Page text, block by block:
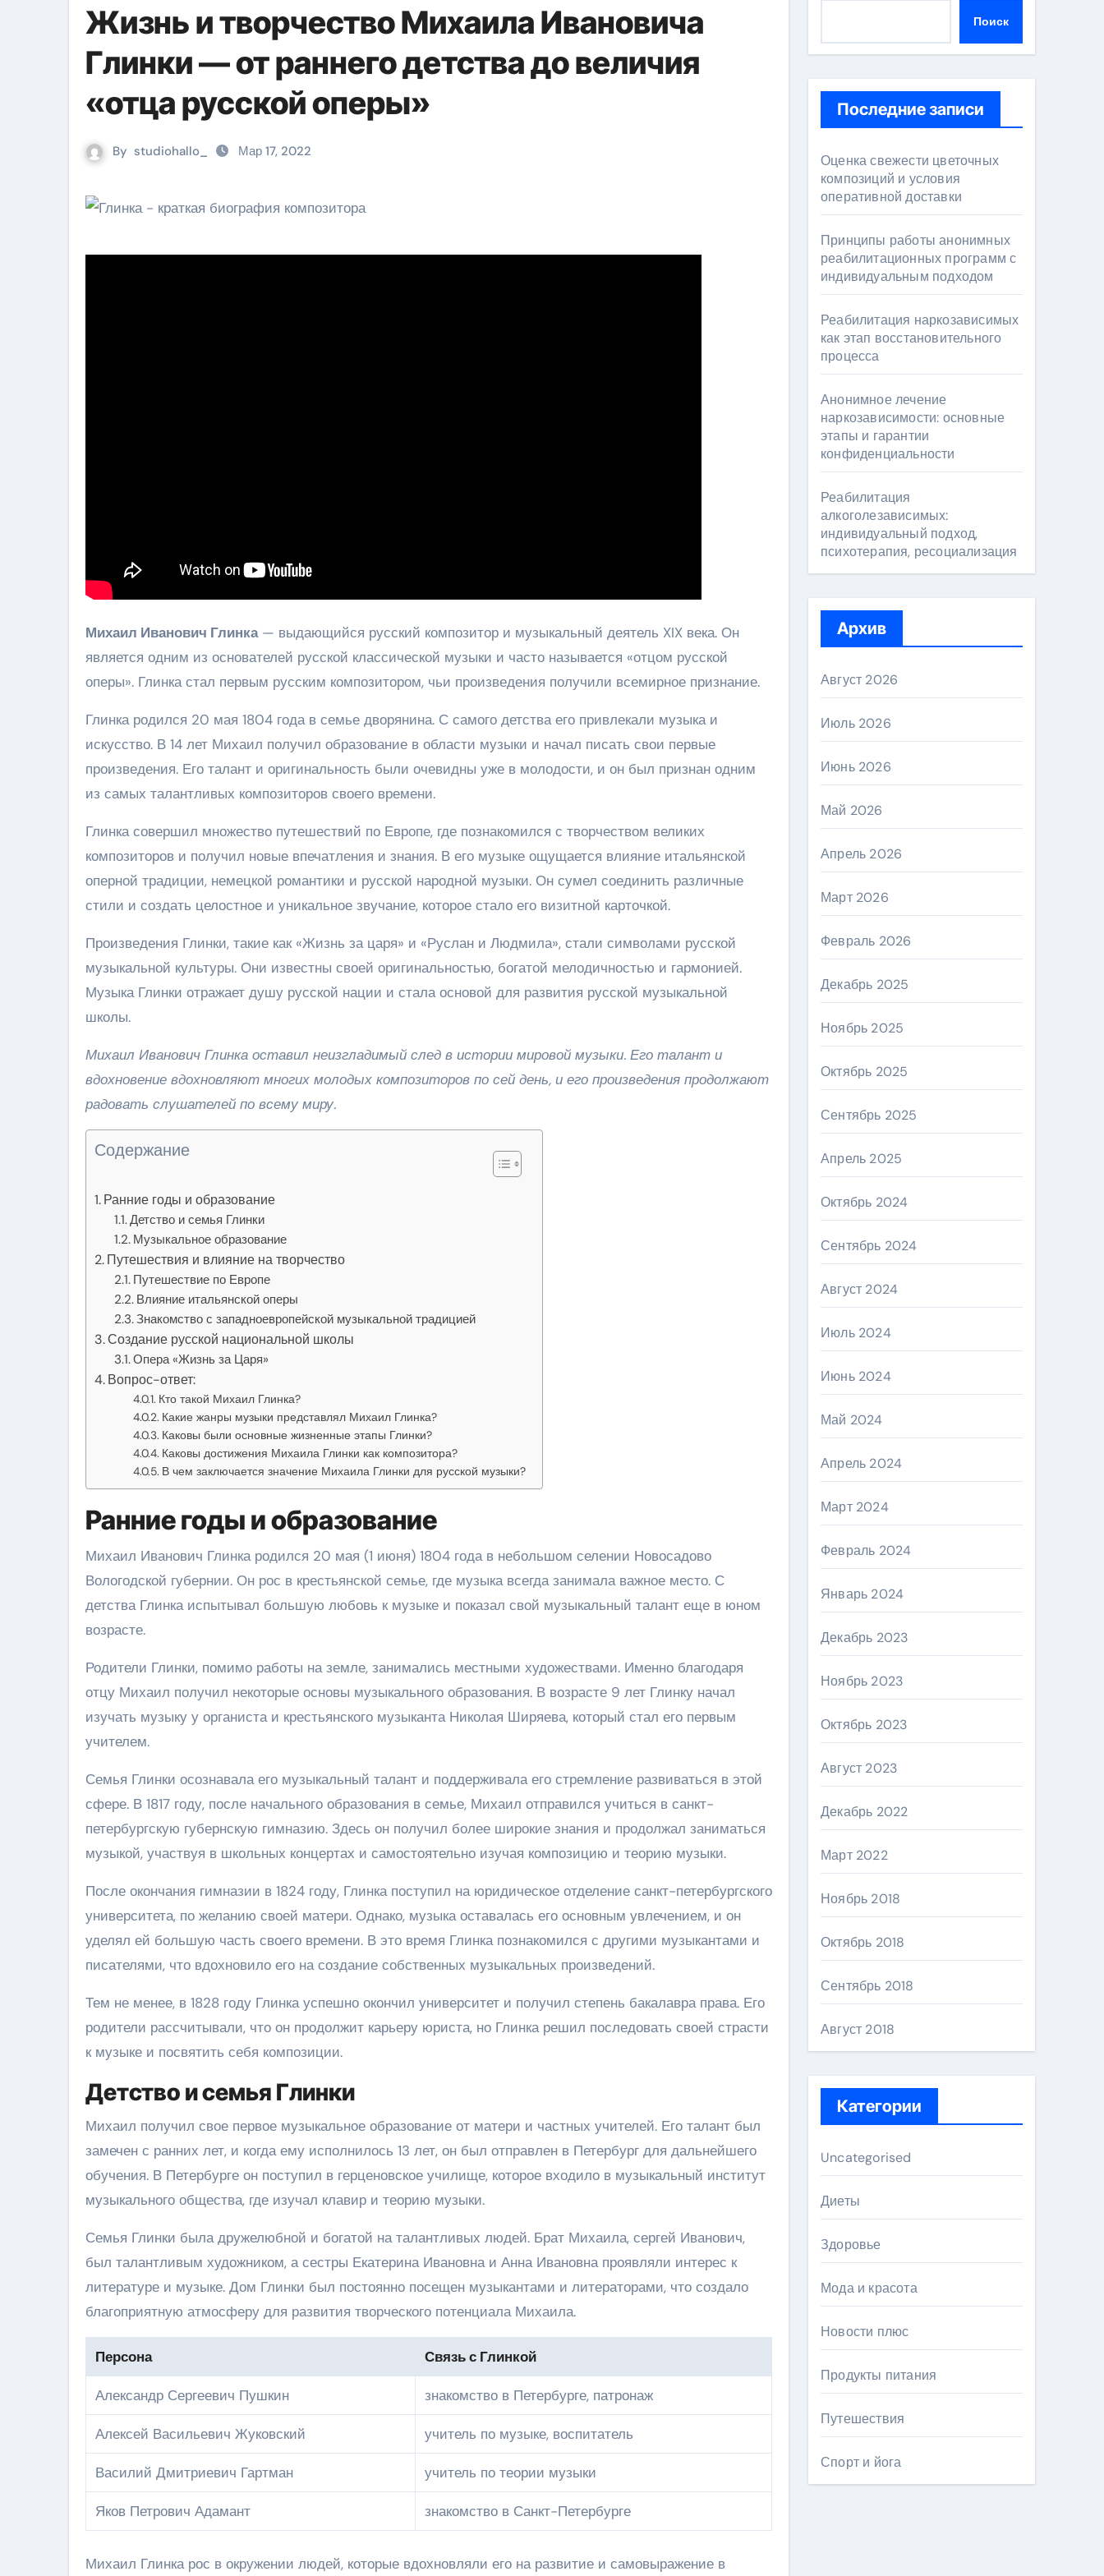
Жизнь и творчество Михаила Ивановича
Глинки — от раннего детства до величия
«отца русской оперы»
By studiohallo_ Мар 17, 2022
Михаил Иванович Глинка— выдающийся русский композитор и музыкальный деятель XIX века. Он
является одним из основателей русской классической музыки и часто называется «отцом русской
оперы». Глинка стал первым русским композитором, чьи произведения получили всемирное признание.
Глинка родился 20 мая 1804 года в семье дворянина. С самого детства его привлекали музыка и
искусство. В 14 лет Михаил получил образование в области музыки и начал писать свои первые
произведения. Его талант и оригинальность были очевидны уже в молодости, и он был признан одним
из самых талантливых композиторов своего времени.
Глинка совершил множество путешествий по Европе, где познакомился с творчеством великих
композиторов и получил новые впечатления и знания. В его музыке ощущается влияние итальянской
оперной традиции, немецкой романтики и русской народной музыки. Он сумел соединить различные
стили и создать целостное и уникальное звучание, которое стало его визитной карточкой.
Произведения Глинки, такие как «Жизнь за царя» и «Руслан и Людмила», стали символами русской
музыкальной культуры. Они известны своей оригинальностью, богатой мелодичностью и гармонией.
Музыка Глинки отражает душу русской нации и стала основой для развития русской музыкальной
школы.
Михаил Иванович Глинка оставил неизгладимый след в истории мировой музыки. Его талант и
вдохновение вдохновляют многих молодых композиторов по сей день, и его произведения продолжают
радовать слушателей по всему миру.
Содержание
Ранние годы и образование
Детство и семья Глинки
Музыкальное образование
Путешествия и влияние на творчество
Путешествие по Европе
Влияние итальянской оперы
Знакомство с западноевропейской музыкальной традицией
Создание русской национальной школы
Опера «Жизнь за Царя»
Вопрос-ответ:
Кто такой Михаил Глинка?
Какие жанры музыки представлял Михаил Глинка?
Каковы были основные жизненные этапы Глинки?
Каковы достижения Михаила Глинки как композитора?
В чем заключается значение Михаила Глинки для русской музыки?
Ранние годы и образование
Михаил Иванович Глинка родился 20 мая (1 июня) 1804 года в небольшом селении Новосадово
Вологодской губернии. Он рос в крестьянской семье, где музыка всегда занимала важное место. С
детства Глинка испытывал большую любовь к музыке и показал свой музыкальный талант еще в юном
возрасте.
Родители Глинки, помимо работы на земле, занимались местными художествами. Именно благодаря
отцу Михаил получил некоторые основы музыкального образования. В возрасте 9 лет Глинку начал
изучать музыку у органиста и крестьянского музыканта Николая Ширяева, который стал его первым
учителем.
Семья Глинки осознавала его музыкальный талант и поддерживала его стремление развиваться в этой
сфере. В 1817 году, после начального образования в семье, Михаил отправился учиться в санкт-
петербургскую губернскую гимназию. Здесь он получил более широкие знания и продолжал заниматься
музыкой, участвуя в школьных концертах и самостоятельно изучая композицию и теорию музыки.
После окончания гимназии в 1824 году, Глинка поступил на юридическое отделение санкт-петербургского
университета, по желанию своей матери. Однако, музыка оставалась его основным увлечением, и он
уделял ей большую часть своего времени. В это время Глинка познакомился с другими музыкантами и
писателями, что вдохновило его на создание собственных музыкальных произведений.
Тем не менее, в 1828 году Глинка успешно окончил университет и получил степень бакалавра права. Его
родители рассчитывали, что он продолжит карьеру юриста, но Глинка решил последовать своей страсти
к музыке и посвятить себя композиции.
Детство и семья Глинки
Михаил получил свое первое музыкальное образование от матери и частных учителей. Его талант был
замечен с ранних лет, и когда ему исполнилось 13 лет, он был отправлен в Петербург для дальнейшего
обучения. В Петербурге он поступил в герценовское училище, которое входило в музыкальный институт
музыкального общества, где изучал клавир и теорию музыки.
Семья Глинки была дружелюбной и богатой на талантливых людей. Брат Михаила, сергей Иванович,
был талантливым художником, а сестры Екатерина Ивановна и Анна Ивановна проявляли интерес к
литературе и музыке. Дом Глинки был постоянно посещен музыкантами и литераторами, что создало
благоприятную атмосферу для развития творческого потенциала Михаила.
Персона Связь с Глинкой
Александр Сергеевич Пушкин знакомство в Петербурге, патронаж
Алексей Васильевич Жуковский учитель по музыке, воспитатель
Василий Дмитриевич Гартман учитель по теории музыки
Яков Петрович Адамант знакомство в Санкт-Петербурге
Михаил Глинка рос в окружении людей, которые вдохновляли его на развитие и самовыражение в
Поиск
Последние записи
Оценка свежести цветочных
композиций и условия
оперативной доставки
Принципы работы анонимных
реабилитационных программ с
индивидуальным подходом
Реабилитация наркозависимых
как этап восстановительного
процесса
Анонимное лечение
наркозависимости: основные
этапы и гарантии
конфиденциальности
Реабилитация
алкоголезависимых:
индивидуальный подход,
психотерапия, ресоциализация
Архив
Август 2026
Июль 2026
Июнь 2026
Май 2026
Апрель 2026
Март 2026
Февраль 2026
Декабрь 2025
Ноябрь 2025
Октябрь 2025
Сентябрь 2025
Апрель 2025
Октябрь 2024
Сентябрь 2024
Август 2024
Июль 2024
Июнь 2024
Май 2024
Апрель 2024
Март 2024
Февраль 2024
Январь 2024
Декабрь 2023
Ноябрь 2023
Октябрь 2023
Август 2023
Декабрь 2022
Март 2022
Ноябрь 2018
Октябрь 2018
Сентябрь 2018
Август 2018
Категории
Uncategorised
Диеты
Здоровье
Мода и красота
Новости плюс
Продукты питания
Путешествия
Спорт и йога